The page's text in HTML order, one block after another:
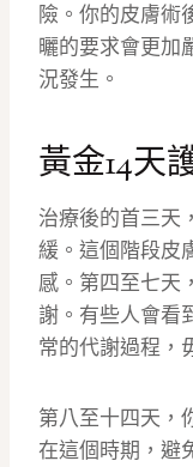
險。你的皮膚術
曬的要求會更加
況發生。
黃金14天
治療後的首三天
緩。這個階段皮
感。第四至七天
謝。有些人會看
常的代謝過程，
第八至十四天，
在這個時期，避